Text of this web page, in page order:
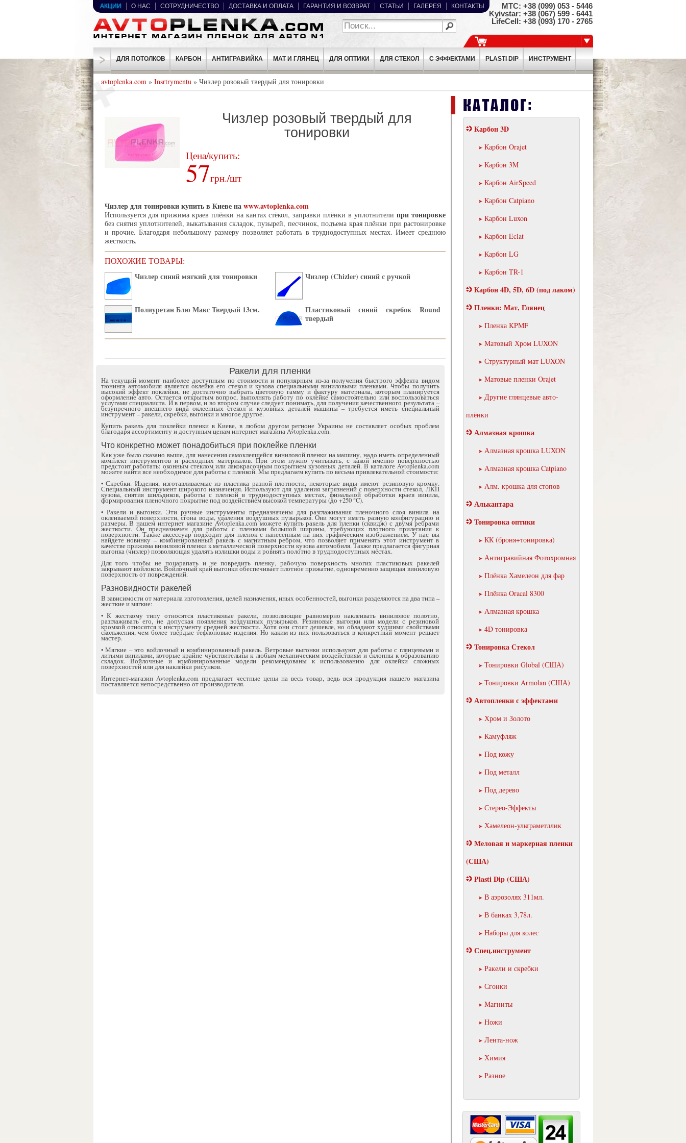
МТС: +38 (099) ­053 - 5446
Kyivstar: +38 (067) ­599 - 6441
LifeCell: +38 (093) ­170 - 2765
АКЦИИ О НАС СОТРУДНИЧЕСТВО ДОСТАВКА И ОПЛАТА ГАРАНТИЯ И ВОЗВРАТ СТАТЬИ ГАЛЕРЕЯ КОНТАКТЫ
ДЛЯ ПОТОЛКОВ КАРБОН АНТИГРАВИЙКА МАТ И ГЛЯНЕЦ ДЛЯ ОПТИКИ ДЛЯ СТЕКОЛ C ЭФФЕКТАМИ PLASTI DIP ИНСТРУМЕНТ
avtoplenka.com» Insrtrymentu» Чизлер розовый твердый для тонировки
Чизлер розовый твердый для
тонировки
Цена/купить:
57грн./шт
Чизлер для тонировки купить в Киеве наwww.avtoplenka.com
Используется для прижима краев плёнки на кантах стёкол, заправки плёнки в уплотнители при тонировке
без снятия уплотнителей, выкатывания складок, пузырей, песчинок, подъема края плёнки при растонировке
и прочие. Благодаря небольшому размеру позволяет работать в труднодоступных местах. Имеет среднюю
жесткость.
ПОХОЖИЕ ТОВАРЫ:
Чизлер синий мягкий для тонировки Чизлер (Chizler) синий с ручкой
Полиуретан Блю Макс Твердый 13см.
Пластиковый синий скребок Round
твердый
Ракели для пленки
На текущий момент наиболее доступным по стоимости и популярным из-за получения быстрого эффекта видом
тюнинга автомобиля является оклейка его стекол и кузова специальными виниловыми пленками. Чтобы получить
высокий эффект поклейки, не достаточно выбрать цветовую гамму и фактуру материала, которым планируется
оформление авто. Остается открытым вопрос, выполнять работу по оклейке самостоятельно или воспользоваться
услугами специалиста. И в первом, и во втором случае следует понимать, для получения качественного результата –
безупречного внешнего вида оклеенных стекол и кузовных деталей машины – требуется иметь специальный
инструмент – ракели, скребки, выгонки и многое другое.
Купить ракель для поклейки пленки в Киеве, в любом другом регионе Украины не составляет особых проблем
благодаря ассортименту и доступным ценам интернет магазина Avtoplenka.com.
Что конкретно может понадобиться при поклейке пленки
Как уже было сказано выше, для нанесения самоклеящейся виниловой пленки на машину, надо иметь определенный
комплект инструментов и расходных материалов. При этом нужно учитывать, с какой именно поверхностью
предстоит работать: оконным стеклом или лакокрасочным покрытием кузовных деталей. В каталоге Avtoplenka.com
можете найти все необходимое для работы с пленкой. Мы предлагаем купить по весьма привлекательной стоимости:
• Скребки. Изделия, изготавливаемые из пластика разной плотности, некоторые виды имеют резиновую кромку.
Специальный инструмент широкого назначения. Используют для удаления загрязнений с поверхности стекол, ЛКП
кузова, снятия шильдиков, работы с пленкой в труднодоступных местах, финальной обработки краев винила,
формирования пленочного покрытие под воздействием высокой температуры (до +250 °C).
• Ракели и выгонки. Эти ручные инструменты предназначены для разглаживания пленочного слоя винила на
оклеиваемой поверхности, сгона воды, удаления воздушных пузырьков. Они могут иметь разную конфигурацию и
размеры. В нашем интернет магазине Avtoplenka.com можете купить ракель для пленки (сквидж) с двумя ребрами
жесткости. Он предназначен для работы с пленками большой ширины, требующих плотного прилегания к
поверхности. Также аксессуар подходит для пленок с нанесенным на них графическим изображением. У нас вы
найдете новинку – комбинированный ракель с магнитным ребром, что позволяет применять этот инструмент в
качестве прижима виниловой пленки к металлической поверхности кузова автомобиля. Также предлагается фигурная
выгонка (чизлер) позволяющая удалять излишки воды и ровнять полотно в труднодоступных местах.
Для того чтобы не поцарапать и не повредить пленку, рабочую поверхность многих пластиковых ракелей
закрывают войлоком. Войлочный край выгонки обеспечивает плотное прижатие, одновременно защищая виниловую
поверхность от повреждений.
Разновидности ракелей
В зависимости от материала изготовления, целей назначения, иных особенностей, выгонки разделяются на два типа –
жесткие и мягкие:
• К жесткому типу относятся пластиковые ракели, позволяющие равномерно наклеивать виниловое полотно,
разглаживать его, не допуская появления воздушных пузырьков. Резиновые выгонки или модели с резиновой
кромкой относятся к инструменту средней жесткости. Хотя они стоят дешевле, но обладают худшими свойствами
скольжения, чем более твердые тефлоновые изделия. Но каким из них пользоваться в конкретный момент решает
мастер.
• Мягкие – это войлочный и комбинированный ракель. Ветровые выгонки используют для работы с глянцевыми и
литыми винилами, которые крайне чувствительны к любым механическим воздействиям и склонны к образованию
складок. Войлочные и комбинированные модели рекомендованы к использованию для оклейки сложных
поверхностей или для наклейки рисунков.
Интернет-магазин Avtoplenka.com предлагает честные цены на весь товар, ведь вся продукция нашего магазина
поставляется непосредственно от производителя.
Карбон 3D
Карбон Orajet
Карбон 3M
Карбон AirSpeed
Карбон Catpiano
Карбон Luxon
Карбон Eclat
Карбон LG
Карбон TR-1
Карбон 4D, 5D, 6D (под лаком)
Пленки: Мат, Глянец
Пленка KPMF
Матовый Хром LUXON
Структурный мат LUXON
Матовые пленки Orajet
Другие глянцевые авто-
плёнки
Алмазная крошка
Алмазная крошка LUXON
Алмазная крошка Catpiano
Алм. крошка для стопов
Алькантара
Тонировка оптики
КК (броня+тонировка)
Антигравийная Фотохромная
Плёнка Хамелеон для фар
Плёнка Oracal 8300
Алмазная крошка
4D тонировка
Тонировка Стекол
Тонировки Global (США)
Тонировки Armolan (США)
Автопленки с эффектами
Хром и Золото
Камуфляж
Под кожу
Под металл
Под дерево
Стерео-Эффекты
Хамелеон-ультраметллик
Меловая и маркерная пленки
(США)
Plasti Dip (США)
В аэрозолях 311мл.
В банках 3,78л.
Наборы для колес
Спец.инструмент
Ракели и скребки
Сгонки
Магниты
Ножи
Лента-нож
Химия
Разное